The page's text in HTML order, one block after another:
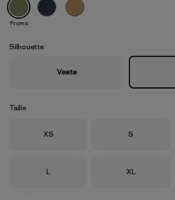
Promo
Silhouette
Veste
Taille
Taille
XS Taille
S
Taille
L Taille
XL